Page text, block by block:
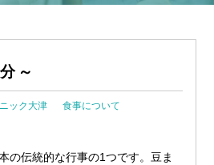
～
ック大津 食事について
の伝統的な行事の1つです。豆ま